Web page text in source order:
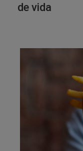
de vida